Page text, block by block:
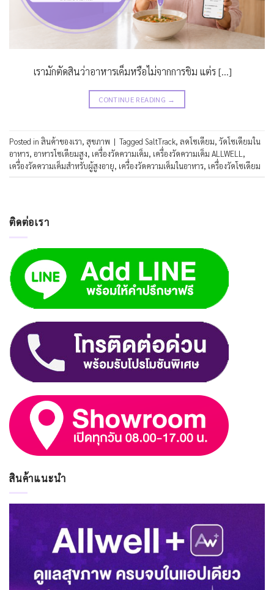
เรามักตัดสินว่าอาหารเค็มหรือไม่จากการชิม แต่ร […]
CONTINUE READING →
Posted in สินค้าของเรา, สุขภาพ | Tagged SaltTrack, ลดโซเดียม, วัดโซเดียมใน
อาหาร, อาหารโซเดียมสูง, เครื่องวัดความเค็ม, เครื่องวัดความเค็ม ALLWELL ,
เครื่องวัดความเค็มสำหรับผู้สูงอายุ, เครื่องวัดความเค็มในอาหาร, เครื่องวัดโซเดียม
ติดต่อเรา
สินค้าแนะนำ